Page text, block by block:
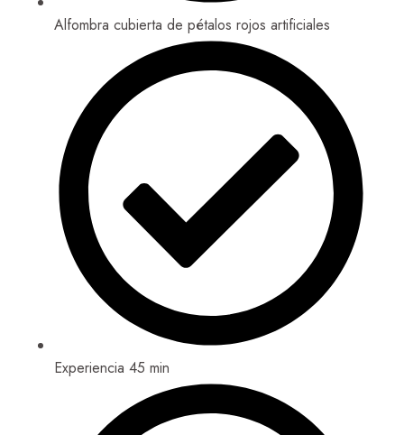
Alfombra cubierta de pétalos rojos artificiales
Experiencia 45 min